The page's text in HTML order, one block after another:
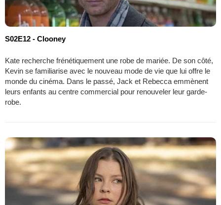
S02E12 - Clooney
Kate recherche frénétiquement une robe de mariée. De son côté,
Kevin se familiarise avec le nouveau mode de vie que lui offre le
monde du cinéma. Dans le passé, Jack et Rebecca emmènent
leurs enfants au centre commercial pour renouveler leur garde-
robe.